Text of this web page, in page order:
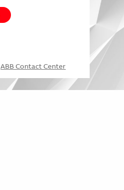
ABB Contact Center